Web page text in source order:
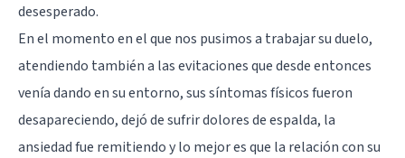
desesperado.
En el momento en el que nos pusimos a trabajar su duelo,
atendiendo también a las evitaciones que desde entonces
venía dando en su entorno, sus síntomas físicos fueron
desapareciendo, dejó de sufrir dolores de espalda, la
ansiedad fue remitiendo y lo mejor es que la relación con su